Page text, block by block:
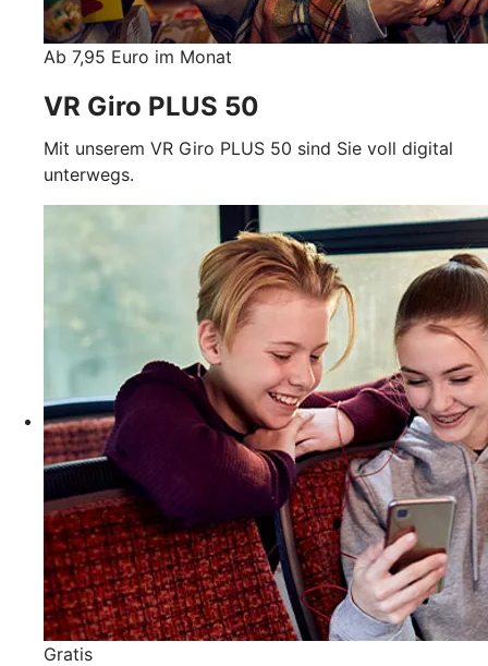
Ab 7,95 Euro im Monat
VR Giro PLUS 50
Mit unserem VR Giro PLUS 50 sind Sie voll digital
unterwegs.
Gratis